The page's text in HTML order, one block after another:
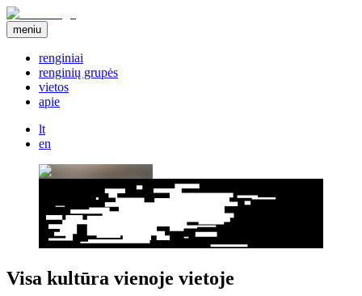
meniu
renginiai
renginių grupės
vietos
apie
lt
en
Visa kultūra vienoje vietoje